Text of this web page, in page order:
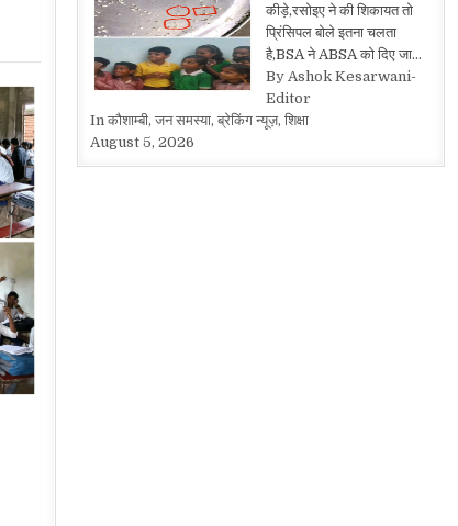
कीड़े,रसोइए ने की शिकायत तो
प्रिंसिपल बोले इतना चलता
है,BSA ने ABSA को दिए जा…
By Ashok Kesarwani-
Editor
In कौशाम्बी, जन समस्या, ब्रेकिंग न्यूज़, शिक्षा
August 5, 2026